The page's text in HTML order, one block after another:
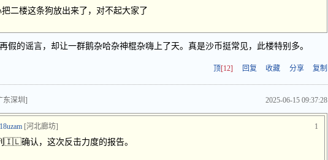
二楼这条狗放出来了，对不起大家了
假的谣言，却让一群鹅杂哈杂神棍杂嗨上了天。真是沙币挺常见，此楼特别多。
顶[12] 回复 收藏 分享 复制
东深圳] 2025-06-15 09:37:28
[河北廊坊] 1
🇮🇱确认，这次反击力度的报告。